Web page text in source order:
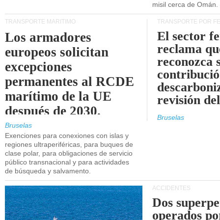
misil cerca de Omán.
TRANSPORTE MARÍTIMO
Los armadores
europeos solicitan
excepciones
permanentes al RCDE
marítimo de la UE
después de 2030.
Bruselas
Exenciones para conexiones con islas y
regiones ultraperiféricas, para buques de
clase polar, para obligaciones de servicio
público transnacional y para actividades
de búsqueda y salvamento.
TRANSPORTE POR
El sector
reclama
reconozca
revisión
Bruselas
ACCIDENTES
Dos
operados